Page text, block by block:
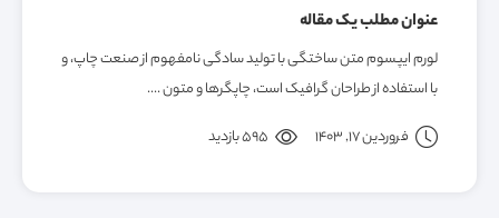
عنوان مطلب یک مقاله
لورم ایپسوم متن ساختگی با تولید سادگی نامفهوم از صنعت چاپ، و
با استفاده از طراحان گرافیک است، چاپگرها و متون ....
فروردین 17, 1403 595 بازدید